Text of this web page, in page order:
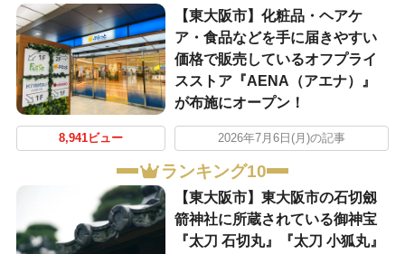
【東大阪市】化粧品・ヘアケ
ア・食品などを手に届きやすい
価格で販売しているオフプライ
スストア『AENA（アエナ）』
が布施にオープン！
8,941ビュー 2026年7月6日(月)の記事
ランキング10
【東大阪市】東大阪市の石切劔
箭神社に所蔵されている御神宝
『太刀 石切丸』『太刀 小狐丸』